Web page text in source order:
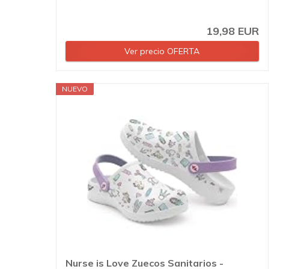
19,98 EUR
Ver precio OFERTA
NUEVO
Nurse is Love Zuecos Sanitarios -